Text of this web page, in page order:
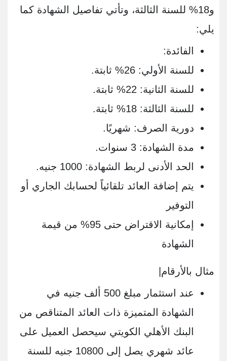
و18% للسنة الثالثة، وتأتي تفاصيل الشهادة كما
يلي:
الفائدة:
للسنة الأولي: 26% ثابتة.
للسنة الثانية: 22% ثابتة.
للسنة الثالثة: 18% ثابتة.
دورية الصرف: شهريًا.
مدة الشهادة: 3 سنوات.
الحد الأدنى لربط الشهادة: 1000 جنيه.
يتم إضافة العائد تلقائياً لحسابك الجاري أو
التوفير
إمكانية الاقتراض حتى 95% من قيمة
الشهادة
مثال بالأرقام|
عند استثمار مبلغ 500 ألف جنيه في
الشهادة المتميزة ذات العائد المتناقص من
البنك الأهلي الكويتي سيحصل العميل على
عائد شهري يصل إلى 10800 جنيه للسنة